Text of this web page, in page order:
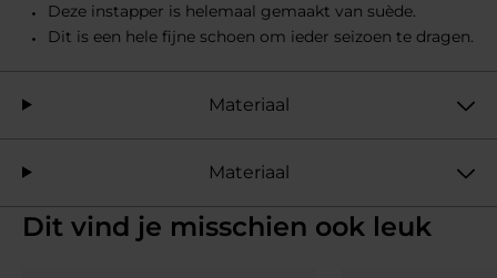
Deze instapper is helemaal gemaakt van suède.
Dit is een hele fijne schoen om ieder seizoen te dragen.
Materiaal
Materiaal
Dit vind je misschien ook leuk